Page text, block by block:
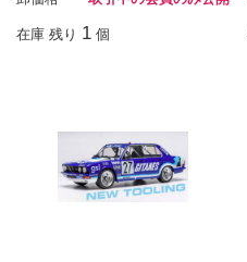
在庫 残り 1 個